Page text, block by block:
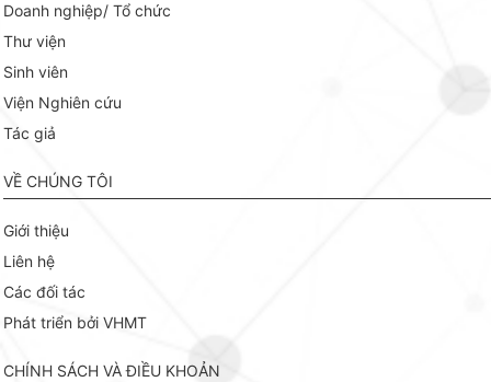
Doanh nghiệp/ Tổ chức
Thư viện
Sinh viên
Viện Nghiên cứu
Tác giả
VỀ CHÚNG TÔI
Giới thiệu
Liên hệ
Các đối tác
Phát triển bởi VHMT
CHÍNH SÁCH VÀ ĐIỀU KHOẢN